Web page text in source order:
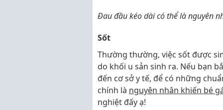
Đau đầu kéo dài có thể là nguyên
Sốt
Thường thường, việc sốt được
do khối u sản sinh ra. Nếu bạn
đến cơ sở y tế, để có những
chính là nguyên nhân khiến bé
nghiệt đấy ạ!